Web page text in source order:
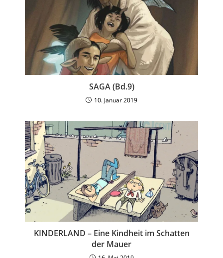
SAGA (Bd.9)
10. Januar 2019
KINDERLAND – Eine Kindheit im Schatten
der Mauer